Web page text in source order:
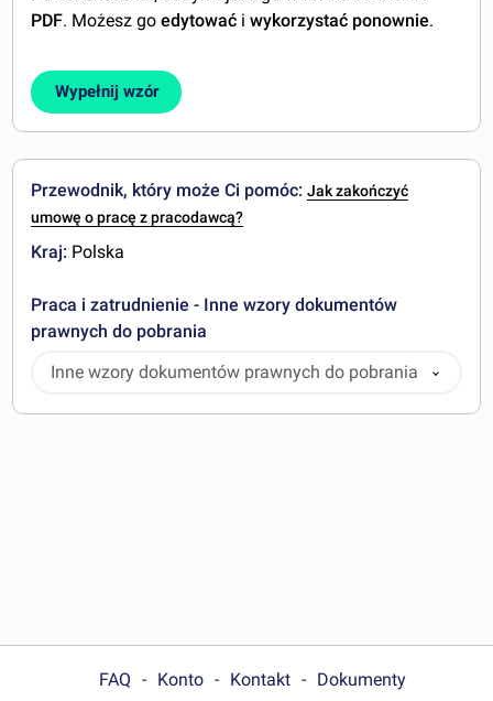
PDF. Możesz goedytować iwykorzystać ponownie.
Wypełnij wzór
Przewodnik, który może Ci pomóc:Jak zakończyć
umowę o pracę z pracodawcą?
Kraj: Polska
Praca i zatrudnienie - Inne wzory dokumentów
prawnych do pobrania
Inne wzory dokumentów prawnych do pobrania
FAQ Konto Kontakt Dokumenty